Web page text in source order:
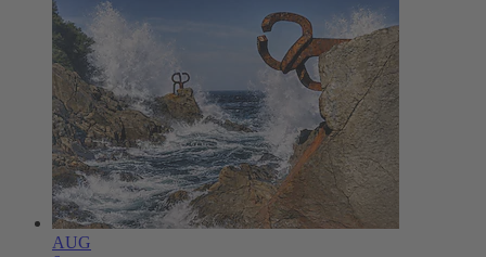
AUG